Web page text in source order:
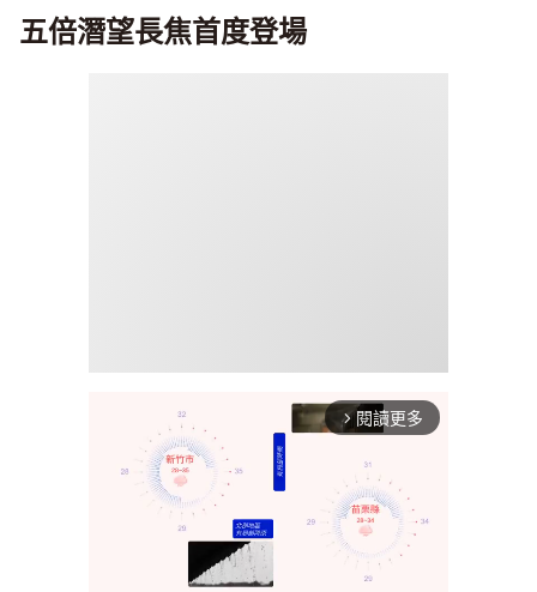
五倍潛望長焦首度登場
arrow_forward_ios 閱讀更多